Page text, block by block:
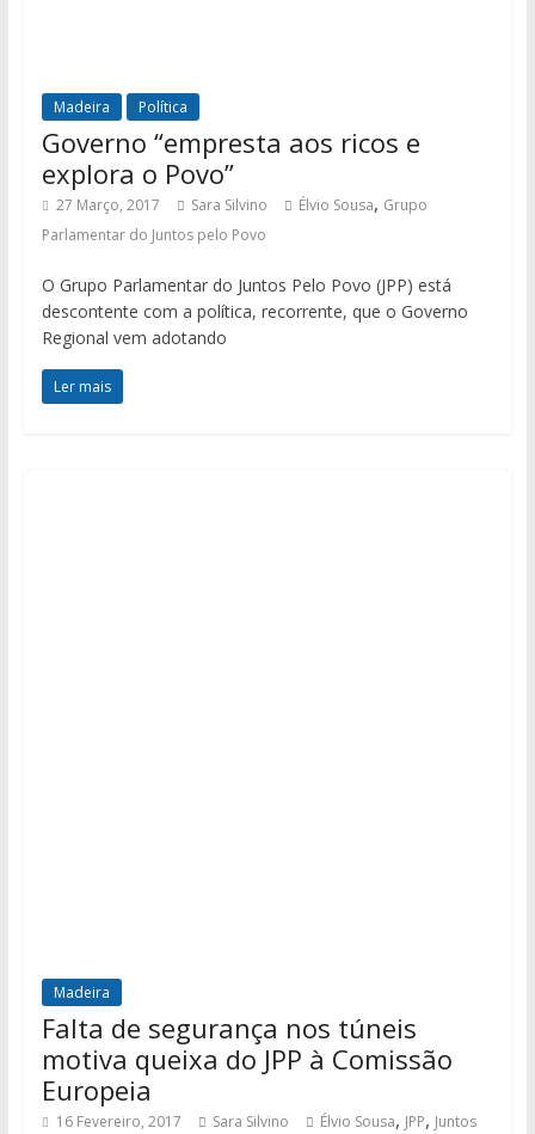
Madeira Política
Governo “empresta aos ricos e
explora o Povo”
27 Março, 2017 Sara Silvino Élvio Sousa, Grupo
Parlamentar do Juntos pelo Povo
O Grupo Parlamentar do Juntos Pelo Povo (JPP) está
descontente com a política, recorrente, que o Governo
Regional vem adotando
Ler mais
Madeira
Falta de segurança nos túneis
motiva queixa do JPP à Comissão
Europeia
16 Fevereiro, 2017 Sara Silvino Élvio Sousa, JPP, Juntos